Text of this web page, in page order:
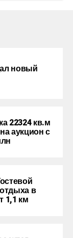
новый
22324 кв.м
аукцион с
в
1,1 км